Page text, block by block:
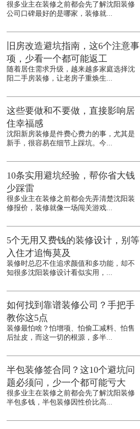
很多业主在装修之前都会先了解沈阳装修
公司口碑最好的是哪家，装修就...
旧房改造避坑指南，这6个注意事
项，少看一个都可能返工
随着居住需求升级，越来越多家庭选择沈
阳二手房装修，让老房子重焕生...
这些要做和不要做，直接影响居
住幸福感
沈阳新房装修是件费心费力的事，尤其是
新手，很容易在细节上踩坑。今...
10条实用避坑经验，帮你省大钱
少踩雷
很多业主在装修之前都会先弄清楚沈阳装
修报价，装修就像一场闯关游戏...
5个无用又费钱的装修设计，别等
入住才追悔莫及
装修时总忍不住追求颜值和多功能，却不
知很多沈阳装修设计看似实用，...
如何找到靠谱装修公司？手把手
教你这5点
装修最怕啥？怕增项、怕偷工减料、怕售
后扯皮，而这一切的根源，多半...
半包装修签合同？这10个避坑问
题必须问，少一个都可能亏大
很多业主在装修之前都会先了解沈阳装修
半包多钱，半包装修因性价比高...